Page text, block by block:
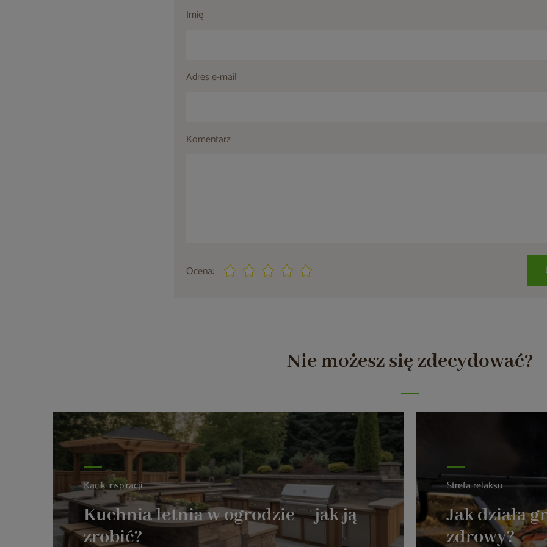
Imię
Adres e-mail
Komentarz
Ocena:
Nie możesz się zdecydować?
Kącik inspiracji
Kuchnia letnia w ogrodzie – jak ją
zrobić?
Strefa relaksu
Jak działa
zdrowy?